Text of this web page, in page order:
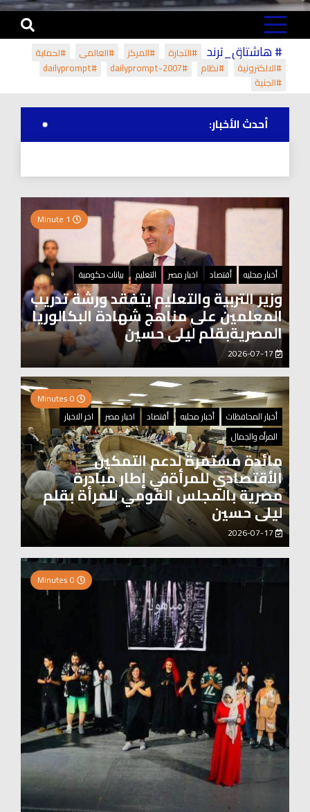
# هاشتاق_ترند #التجارة #المركز #العالمي
#لحماية
#الالكترونية
#نظام #dailyprompt-2007
#dailyprompt
#الجنية
أحدث الأخبار:
أخبار محليه أقتصاد اخبار مصر التعليم بيانات حكومية
وزير التربية والتعليم يتفقد ورشة تدريب
المعلمين على مناهج شهادة البكالوريا
المصريةبقلم ليلى حسين
أخبار المحافظات
أخبار محليه أقتصاد اخبار مصر
اخر الاخبار
المرأه والجمال
مائدة مستمرة لدعم التمكين
الأقتصادي للمرأةفي إطار مبادرة
مصرية بالمجلس القومي للمرأة بقلم
ليلى حسين
2026-07-17